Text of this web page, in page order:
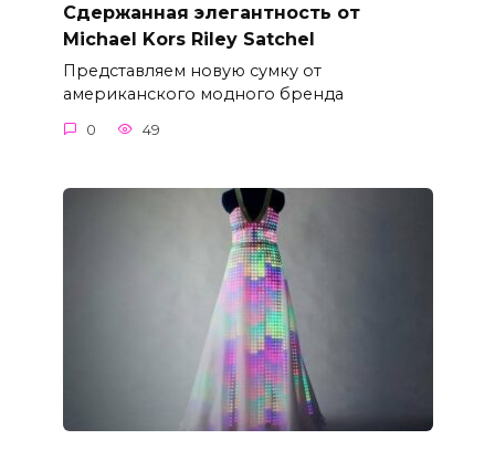
Сдержанная элегантность от
Michael Kors Riley Satchel
Представляем новую сумку от
американского модного бренда
0 49